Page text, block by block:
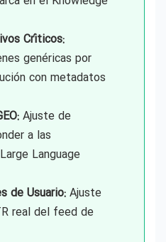
Críticos:
genéricas por
con metadatos
Ajuste de
a las
Language
de Usuario:Ajuste
real del feed de